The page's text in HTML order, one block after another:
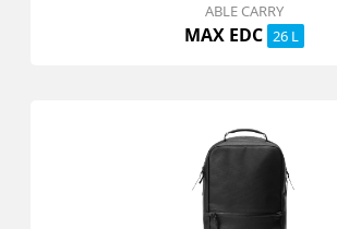
ABLE CARRY
MAX EDC 26 L